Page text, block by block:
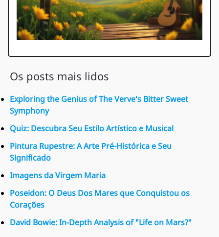
Os posts mais lidos
Exploring the Genius of The Verve's Bitter Sweet
Symphony
Quiz: Descubra Seu Estilo Artístico e Musical
Pintura Rupestre: A Arte Pré-Histórica e Seu
Significado
Imagens da Virgem Maria
Poseidon: O Deus Dos Mares que Conquistou os
Corações
David Bowie: In-Depth Analysis of "Life on Mars?"